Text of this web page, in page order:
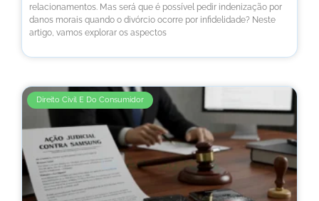
relacionamentos. Mas será que é possível pedir indenização por
danos morais quando o divórcio ocorre por infidelidade? Neste
artigo, vamos explorar os aspectos
Direito Civil E Do Consumidor